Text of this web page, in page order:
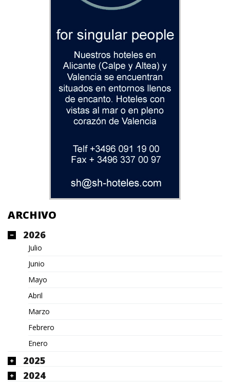
ARCHIVO
2026
Julio
Junio
Mayo
Abril
Marzo
Febrero
Enero
2025
2024